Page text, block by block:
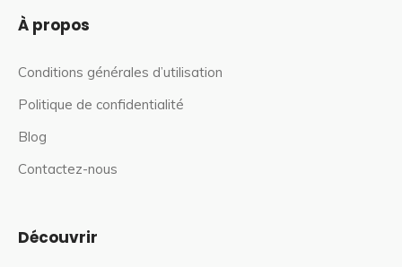
À propos
Conditions générales d’utilisation
Politique de confidentialité
Blog
Contactez-nous
Découvrir